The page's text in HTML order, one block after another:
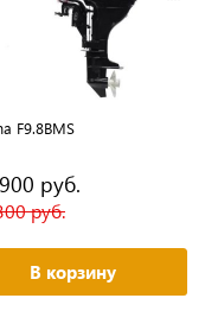
F9.8BMS
руб.
руб.
В корзину